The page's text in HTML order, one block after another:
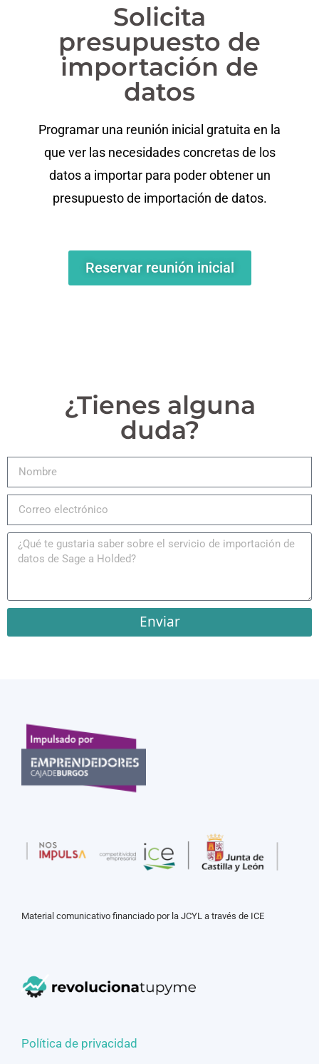
Solicita
presupuesto de
importación de
datos
Programar una reunión inicial gratuita en la
que ver las necesidades concretas de los
datos a importar para poder obtener un
presupuesto de importación de datos.
Reservar reunión inicial
¿Tienes alguna
duda?
Enviar
Material comunicativo financiado por la JCYL a través de ICE
Política de privacidad